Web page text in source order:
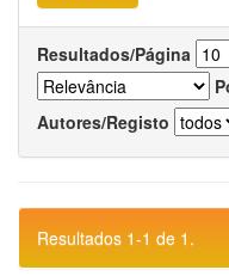
Resultados/Página
Autores/Registo
Resultados 1-1 de 1.